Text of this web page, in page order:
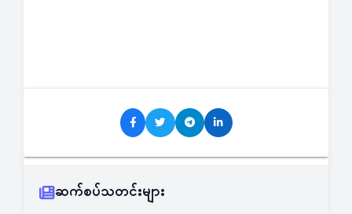
ဆက်စပ်သတင်းများ